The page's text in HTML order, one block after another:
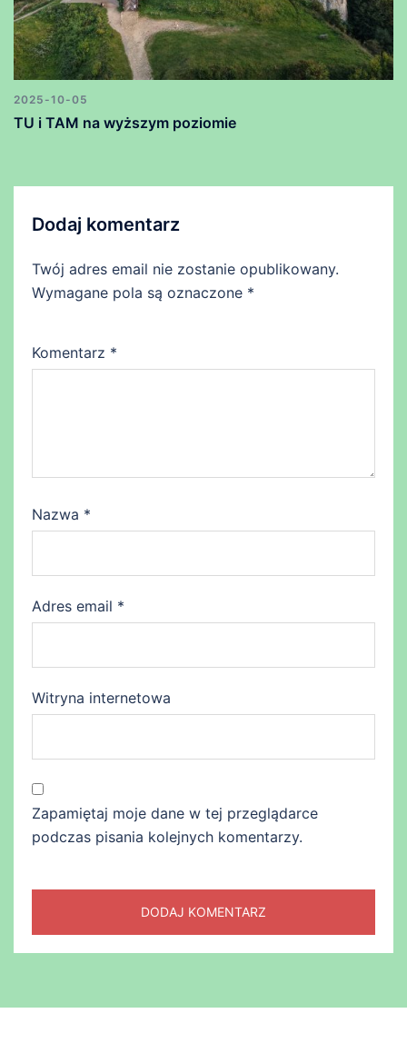
2025-10-05
TU i TAM na wyższym poziomie
Dodaj komentarz
Twój adres email nie zostanie opublikowany.
Wymagane pola są oznaczone *
Komentarz *
Nazwa *
Adres email *
Witryna internetowa
Zapamiętaj moje dane w tej przeglądarce
podczas pisania kolejnych komentarzy.